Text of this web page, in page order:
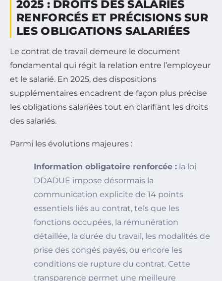
2025 : DROITS DES SALARIÉS
RENFORCÉS ET PRÉCISIONS SUR
LES OBLIGATIONS SALARIÉES
Le contrat de travail demeure le document
fondamental qui régit la relation entre l’employeur
et le salarié. En 2025, des dispositions
supplémentaires encadrent de façon plus précise
les obligations salariées tout en clarifiant les droits
des salariés.
Parmi les évolutions majeures :
Information obligatoire renforcée : la loi
DDADUE impose désormais la
communication explicite de 14 points
essentiels liés au contrat, tels que les
fonctions occupées, la rémunération
détaillée, la durée du travail, les modalités de
prise des congés payés, ou encore les
conditions de rupture du contrat. Cette
transparence permet une meilleure